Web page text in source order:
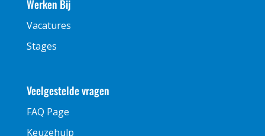
Werken Bij
Vacatures
Stages
Veelgestelde vragen
FAQ Page
Keuzehulp